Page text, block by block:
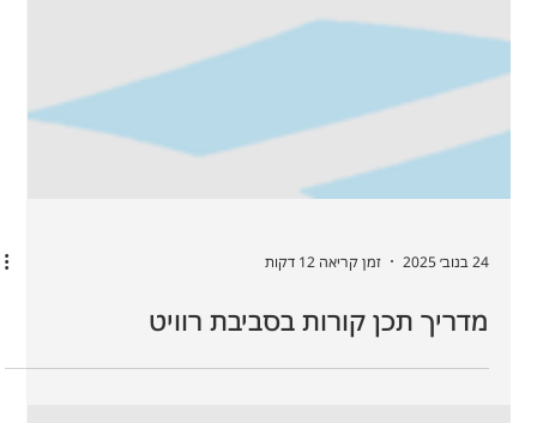
24 בנוב׳ 2025 זמן קריאה 12 דקות